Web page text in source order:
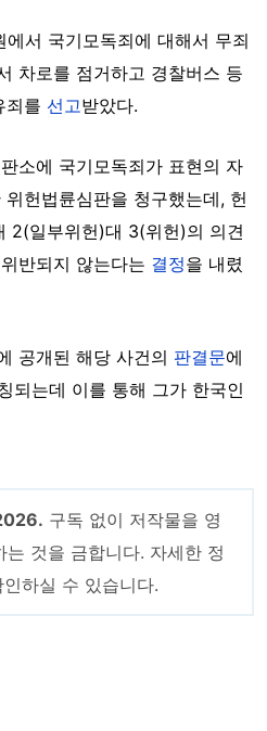
서 국기모독죄에 대해서 무죄
차로를 점거하고 경찰버스 등
죄를 선고받았다.
소에 국기모독죄가 표현의 자
헌법륜심판을 청구했는데, 헌
2(일부위헌)대 3(위헌)의 의견
반되지 않는다는 결정을 내렸
공개된 해당 사건의 판결문에
되는데 이를 통해 그가 한국인
구독 없이 저작물을 영
것을 금합니다. 자세한 정
인하실 수 있습니다.